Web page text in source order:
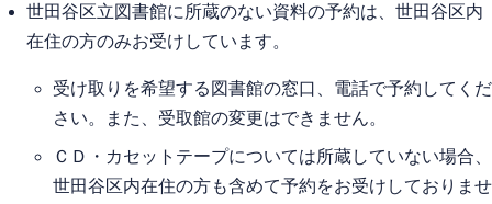
世田谷区立図書館に所蔵のない資料の予約は、世田谷区内
在住の方のみお受けしています。
受け取りを希望する図書館の窓口、電話で予約してくだ
さい。また、受取館の変更はできません。
ＣＤ・カセットテープについては所蔵していない場合、
世田谷区内在住の方も含めて予約をお受けしておりませ